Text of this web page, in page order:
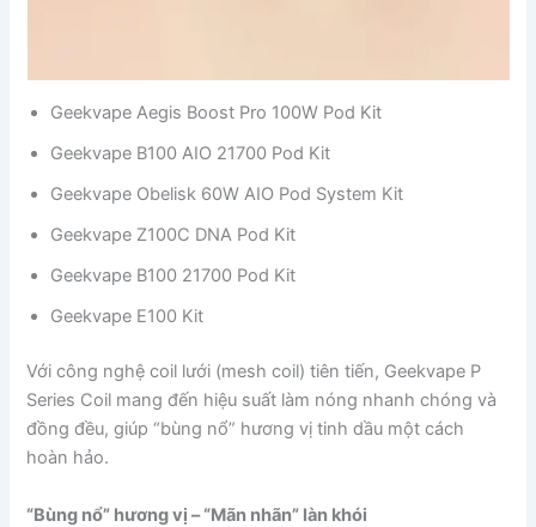
Geekvape Aegis Boost Pro 100W Pod Kit
Geekvape B100 AIO 21700 Pod Kit
Geekvape Obelisk 60W AIO Pod System Kit
Geekvape Z100C DNA Pod Kit
Geekvape B100 21700 Pod Kit
Geekvape E100 Kit
Với công nghệ coil lưới (mesh coil) tiên tiến, Geekvape P
Series Coil mang đến hiệu suất làm nóng nhanh chóng và
đồng đều, giúp “bùng nổ” hương vị tinh dầu một cách
hoàn hảo.
“Bùng nổ” hương vị – “Mãn nhãn” làn khói